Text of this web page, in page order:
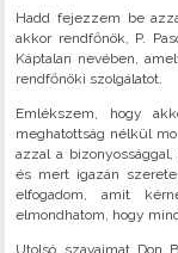
Hadd fejezzem be
akkor rendfőnök, P.
Káptalan nevében,
rendfőnöki szolgálatot.
Emlékszem, hogy
meghatottság nélkül
azzal a
és mert igazán
elfogadom, amit
elmondhatom, hogy